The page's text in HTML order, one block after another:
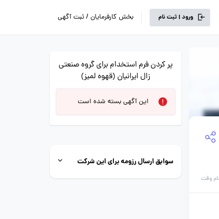
ورود | ثبت نام بخش کارفرمایان / ثبت آگهی
وقت
پر کردن فرم استخدام برای گروه صنعتی
زال ایرانیان (قهوه لمیز)
این آگهی بسته شده است
سوابق ارسال رزومه برای این شرکت